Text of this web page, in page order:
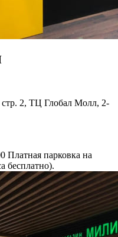
2, ТЦ Глобал Молл, 2-
Платная парковка на
бесплатно).